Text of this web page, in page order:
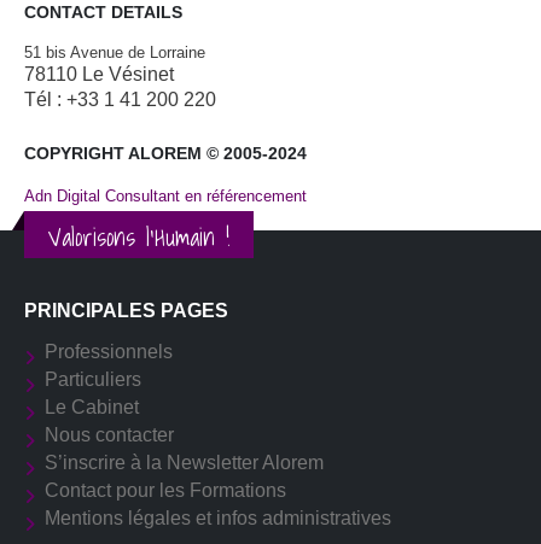
CONTACT DETAILS
51 bis Avenue de Lorraine
78110 Le Vésinet
Tél : +33 1 41 200 220
COPYRIGHT ALOREM © 2005-2024
Adn Digital Consultant en référencement
Valorisons l'Humain !
PRINCIPALES PAGES
Professionnels
Particuliers
Le Cabinet
Nous contacter
S’inscrire à la Newsletter Alorem
Contact pour les Formations
Mentions légales et infos administratives